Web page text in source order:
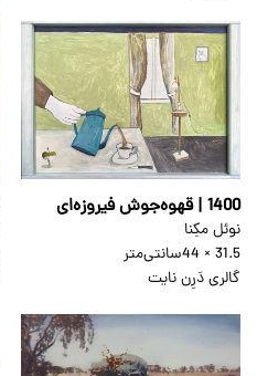
1400 | قهوه‌جوش فیروزه‌ای
نوئل مکِنا
31.5 × 44
سانتی‌متر
گالری دَرِن نایت